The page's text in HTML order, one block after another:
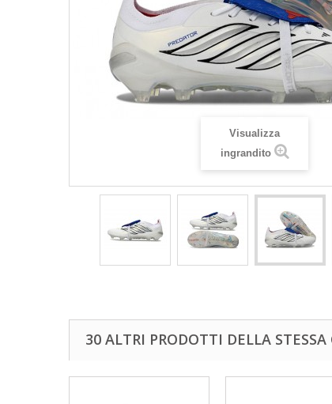
Visualizza
ingrandito
30 ALTRI PRODOTTI DELLA STESSA